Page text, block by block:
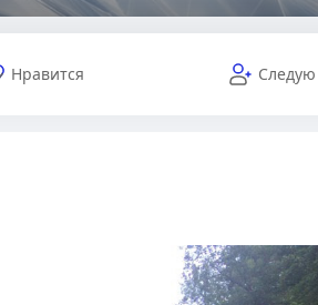
Нравится Следую